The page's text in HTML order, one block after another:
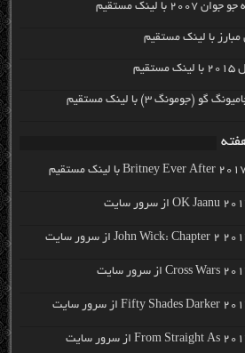
لینک مستقیم
با لینک مستقیم
۳) با لینک مستقیم